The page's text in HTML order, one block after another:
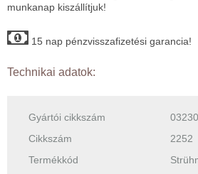
munkanap kiszállítjuk!
15 nap pénzvisszafizetési garancia!
Technikai adatok:
Gyártói cikkszám
03230
Cikkszám
2252
Termékkód